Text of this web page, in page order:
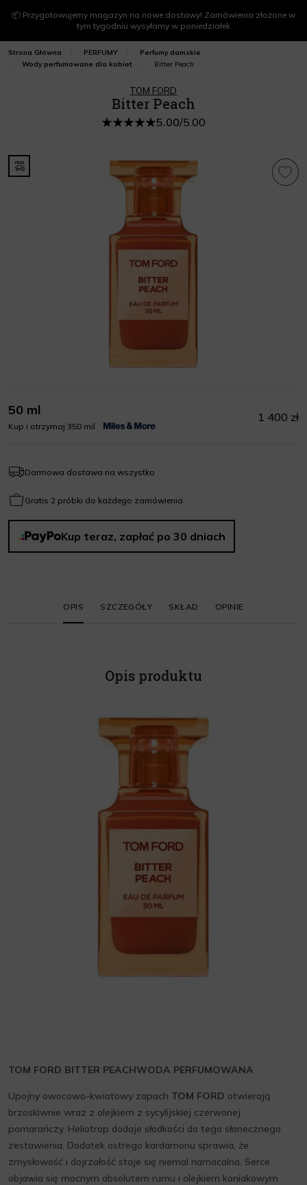
📦 Przygotowujemy magazyn na nowe dostawy! Zamówienia złożone w
tym tygodniu wysyłamy w poniedziałek
Strona Główna PERFUMY
Perfumy damskie
Wody perfumowane dla kobiet
Bitter Peach
TOM FORD
Bitter Peach
5.00/5.00
50 ml
Kup i otrzymaj 350 mil
1 400 zł
Darmowa dostawa na wszystko
Gratis 2 próbki do każdego zamówienia
Kup teraz, zapłać po 30 dniach
OPIS SZCZEGÓŁY SKŁAD OPINIE
Opis produktu
TOM FORD BITTER PEACHWODA PERFUMOWANA
Upojny owocowo-kwiatowy zapach TOM FORD otwierają
brzoskiwnie wraz z olejkiem z sycylijskiej czerwonej
pomarańczy. Heliotrop dodaje słodkości do tego słonecznego
zestawienia. Dodatek ostrego kardamonu sprawia, że
zmysłowość i dojrzałość staje się niemal namacalna. Serce
objawia się mocnym absolutem rumu i olejkiem koniakowym